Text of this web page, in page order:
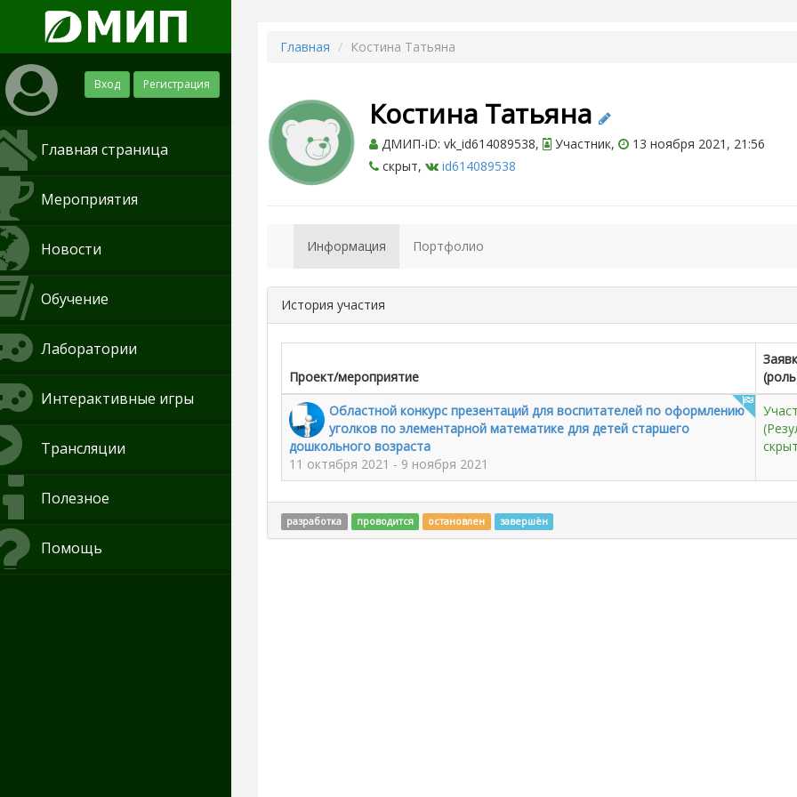
Вход Регистрация
Главная страница
Мероприятия
Новости
Обучение
Лаборатории
Интерактивные игры
Трансляции
Полезное
Помощь
Главная Костина Татьяна
Костина Татьяна
ДМИП-iD: vk_id614089538, Участник,
13 ноября 2021, 21:56
скрыт,
id614089538
Информация Портфолио
История участия
Проект/мероприятие
Областной конкурс презентаций для воспитателей по оформлению
уголков по элементарной математике для детей старшего
дошкольного возраста
11 октября 2021 - 9 ноября 2021
разработка проводится остановлен завершён